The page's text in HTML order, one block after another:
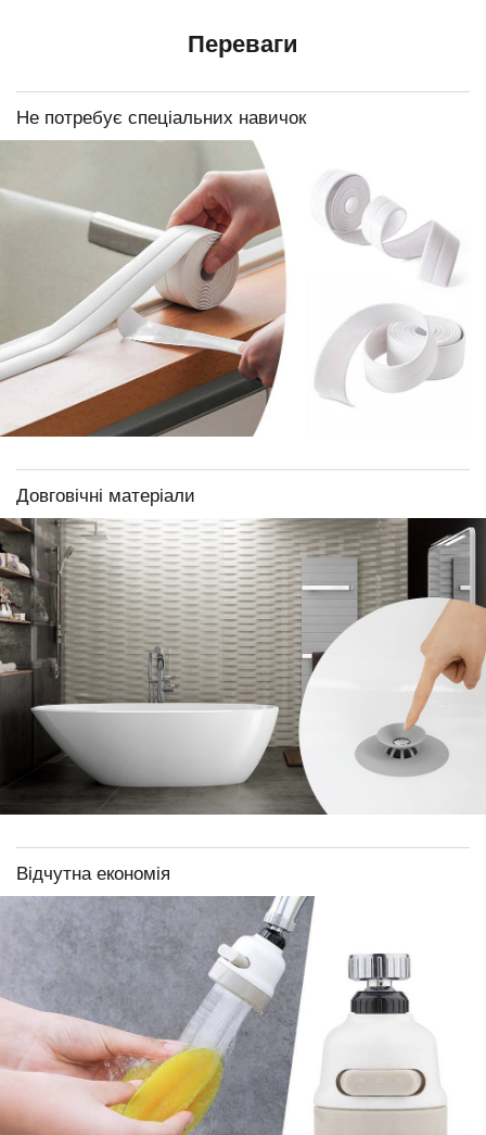
Переваги
Не потребує спеціальних навичок
Довговічні матеріали
Відчутна економія